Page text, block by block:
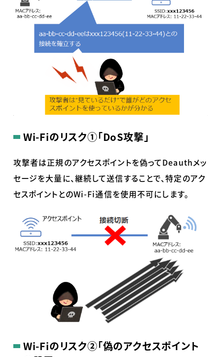
Wi-Fiのリスク①「DoS攻撃」
攻撃者は正規のアクセスポイントを偽ってDeauthメッ
セージを大量に、継続して送信することで、特定のアク
セスポイントとのWi-Fi通信を使用不可にします。
Wi-Fiのリスク②「偽のアクセスポイント